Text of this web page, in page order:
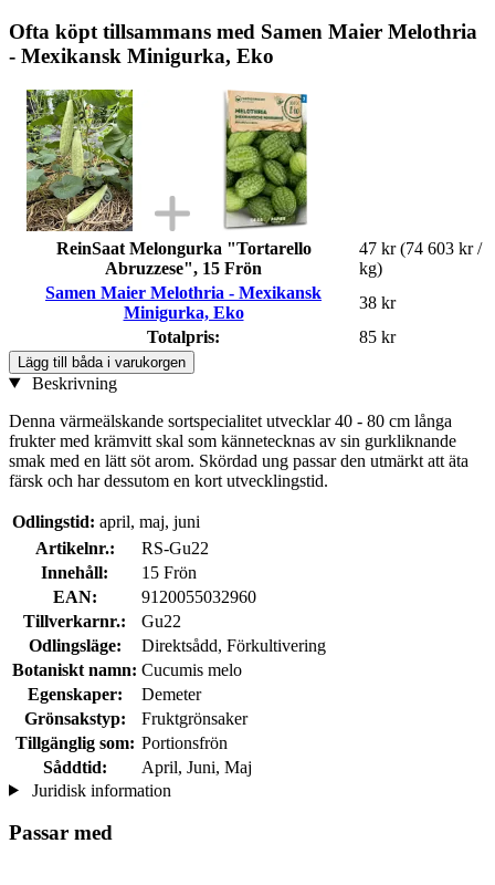
Ofta köpt tillsammans med Samen Maier Melothria
- Mexikansk Minigurka, Eko
ReinSaat Melongurka "Tortarello
Abruzzese", 15 Frön
47 kr (74 603 kr /
kg)
Samen Maier Melothria - Mexikansk
Minigurka, Eko
38 kr
Totalpris:
85 kr
Lägg till båda i varukorgen
Beskrivning
Denna värmeälskande sortspecialitet utvecklar 40 - 80 cm långa
frukter med krämvitt skal som kännetecknas av sin gurkliknande
smak med en lätt söt arom. Skördad ung passar den utmärkt att äta
färsk och har dessutom en kort utvecklingstid.
Odlingstid: april, maj, juni
Artikelnr.:
RS-Gu22
Innehåll:
15 Frön
EAN:
9120055032960
Tillverkarnr.:
Gu22
Odlingsläge:
Direktsådd, Förkultivering
Botaniskt namn: Cucumis melo
Egenskaper:
Demeter
Grönsakstyp:
Fruktgrönsaker
Tillgänglig som: Portionsfrön
Såddtid:
April, Juni, Maj
Juridisk information
Passar med